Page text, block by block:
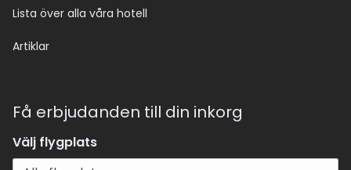
Lista över alla våra hotell
Artiklar
Få erbjudanden till din inkorg
Välj flygplats